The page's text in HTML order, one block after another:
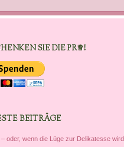
SIE DIE PR♕!
BEITRÄGE
– oder, wenn die Lüge zur Delikatesse wird